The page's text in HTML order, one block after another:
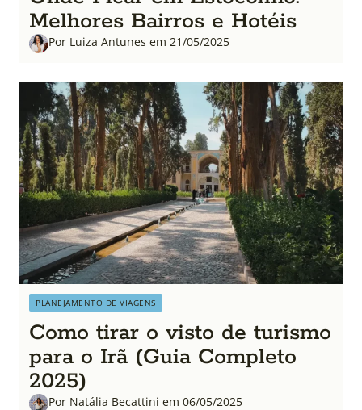
Melhores Bairros e Hotéis
Por Luiza Antunes em 21/05/2025
PLANEJAMENTO DE VIAGENS
Como tirar o visto de turismo
para o Irã (Guia Completo
2025)
Por Natália Becattini em 06/05/2025